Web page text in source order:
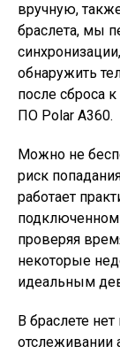
вручную,
браслета, мы
обнаружить
после сброса
ПО Polar A360.
Можно не
риск
работает
подключенном
проверяя
некоторые
идеальным
В браслете
отслеживании